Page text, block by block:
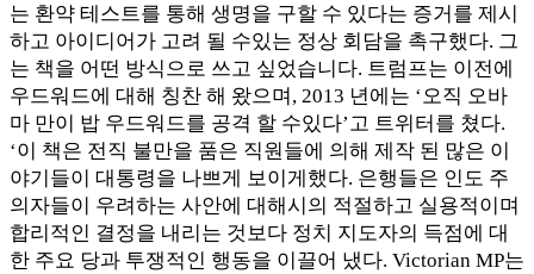
는 환약 테스트를 통해 생명을 구할 수 있다는 증거를 제시
하고 아이디어가 고려 될 수있는 정상 회담을 촉구했다. 그
는 책을 어떤 방식으로 쓰고 싶었습니다. 트럼프는 이전에
우드워드에 대해 칭찬 해 왔으며, 2013 년에는 ‘오직 오바
마 만이 밥 우드워드를 공격 할 수있다’고 트위터를 쳤다.
‘이 책은 전직 불만을 품은 직원들에 의해 제작 된 많은 이
야기들이 대통령을 나쁘게 보이게했다. 은행들은 인도 주
의자들이 우려하는 사안에 대해시의 적절하고 실용적이며
합리적인 결정을 내리는 것보다 정치 지도자의 득점에 대
한 주요 당과 투쟁적인 행동을 이끌어 냈다. Victorian MP는